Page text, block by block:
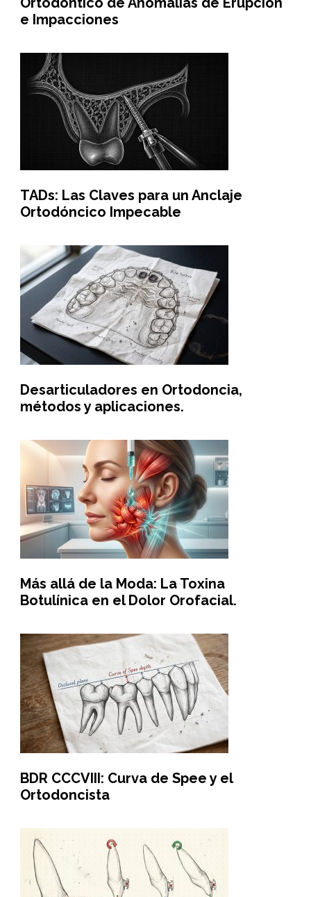
e Impacciones
TADs: Las Claves para un Anclaje
Ortodóncico Impecable
Desarticuladores en Ortodoncia,
métodos y aplicaciones.
Más allá de la Moda: La Toxina
Botulínica en el Dolor Orofacial.
BDR CCCVIII: Curva de Spee y el
Ortodoncista